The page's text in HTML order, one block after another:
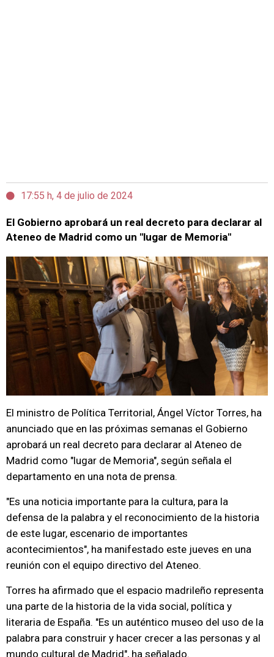
17:55 h, 4 de julio de 2024
El Gobierno aprobará un real decreto para declarar al
Ateneo de Madrid como un "lugar de Memoria"
El ministro de Política Territorial, Ángel Víctor Torres, ha
anunciado que en las próximas semanas el Gobierno
aprobará un real decreto para declarar al Ateneo de
Madrid como "lugar de Memoria", según señala el
departamento en una nota de prensa.
"Es una noticia importante para la cultura, para la
defensa de la palabra y el reconocimiento de la historia
de este lugar, escenario de importantes
acontecimientos", ha manifestado este jueves en una
reunión con el equipo directivo del Ateneo.
Torres ha afirmado que el espacio madrileño representa
una parte de la historia de la vida social, política y
literaria de España. "Es un auténtico museo del uso de la
palabra para construir y hacer crecer a las personas y al
mundo cultural de Madrid", ha señalado.